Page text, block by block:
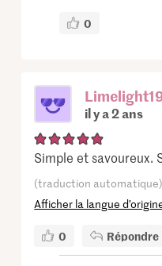
0
il y a 2 ans
Simple et savoureux.
(traduction automatique)
Afficher la langue
0 Répondre